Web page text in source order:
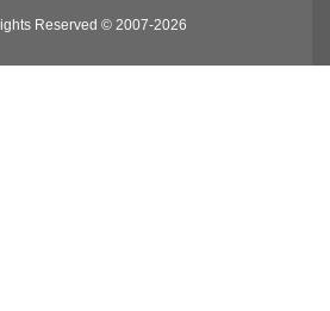
Reserved © 2007-2026